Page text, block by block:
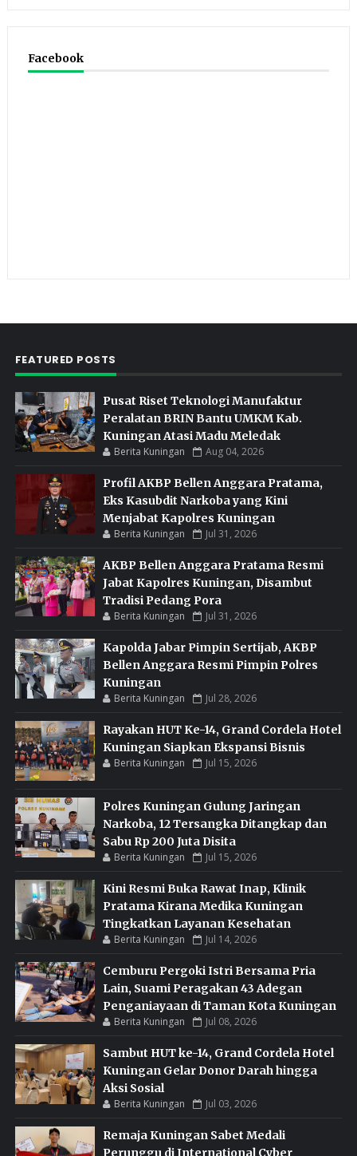
Facebook
FEATURED POSTS
Pusat Riset Teknologi Manufaktur
Peralatan BRIN Bantu UMKM Kab.
Kuningan Atasi Madu Meledak
Berita Kuningan Aug 04, 2026
Profil AKBP Bellen Anggara Pratama,
Eks Kasubdit Narkoba yang Kini
Menjabat Kapolres Kuningan
Berita Kuningan Jul 31, 2026
AKBP Bellen Anggara Pratama Resmi
Jabat Kapolres Kuningan, Disambut
Tradisi Pedang Pora
Berita Kuningan Jul 31, 2026
Kapolda Jabar Pimpin Sertijab, AKBP
Bellen Anggara Resmi Pimpin Polres
Kuningan
Berita Kuningan Jul 28, 2026
Rayakan HUT Ke-14, Grand Cordela Hotel
Kuningan Siapkan Ekspansi Bisnis
Berita Kuningan Jul 15, 2026
Polres Kuningan Gulung Jaringan
Narkoba, 12 Tersangka Ditangkap dan
Sabu Rp 200 Juta Disita
Berita Kuningan Jul 15, 2026
Kini Resmi Buka Rawat Inap, Klinik
Pratama Kirana Medika Kuningan
Tingkatkan Layanan Kesehatan
Berita Kuningan Jul 14, 2026
Cemburu Pergoki Istri Bersama Pria
Lain, Suami Peragakan 43 Adegan
Penganiayaan di Taman Kota Kuningan
Berita Kuningan Jul 08, 2026
Sambut HUT ke-14, Grand Cordela Hotel
Kuningan Gelar Donor Darah hingga
Aksi Sosial
Berita Kuningan Jul 03, 2026
Remaja Kuningan Sabet Medali
Perunggu di International Cyber